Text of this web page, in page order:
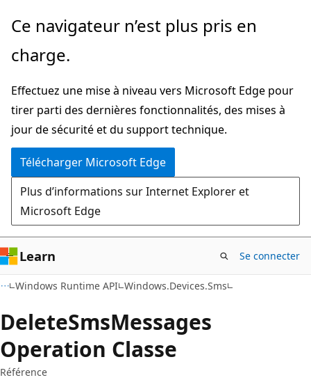
Passer
directement
au
principal
Passer
la
dans
la
page
Ce navigateur n’est plus pris en
charge.
Effectuez une mise à niveau vers Microsoft Edge pour
tirer parti des dernières fonctionnalités, des mises à
jour de sécurité et du support technique.
Télécharger Microsoft Edge
Plus d’informations sur Internet Explorer et
Microsoft Edge
Learn Se connecter
Windows Runtime API Windows.Devices.Sms
DeleteSmsMessages
Operation Classe
Référence